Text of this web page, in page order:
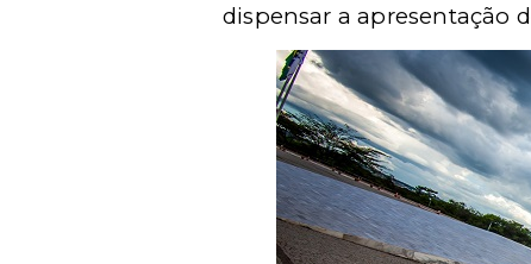
dispensar a apresentação